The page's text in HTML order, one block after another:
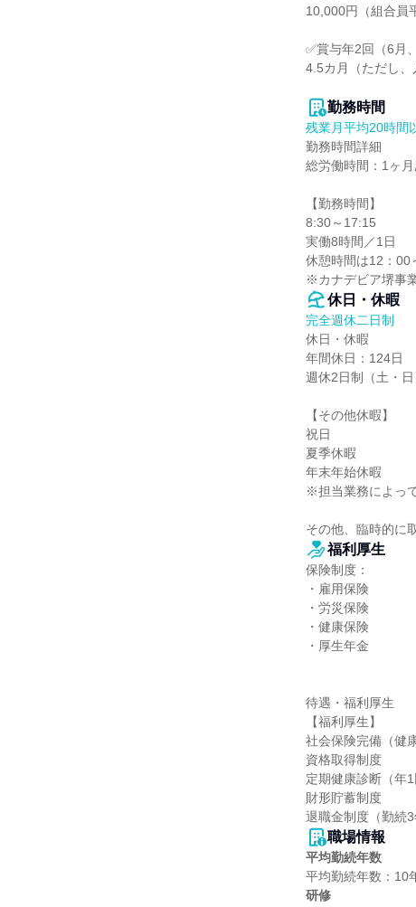
10,000円（組合員
✅賞与年2回（6月
4.5カ月（ただし、
勤務時間
残業月平均20時間
勤務時間詳細
総労働時間：1ヶ
【勤務時間】
8:30～17:15
実働8時間／1日
休憩時間は12：00
※カナデビア堺事
休日・休暇
完全週休二日制
休日・休暇
年間休日：124日
週休2日制（土・日
【その他休暇】
祝日
夏季休暇
年末年始休暇
※担当業務によっ
その他、臨時的に
福利厚生
保険制度：
・雇用保険
・労災保険
・健康保険
・厚生年金
待遇・福利厚生
【福利厚生】
社会保険完備（健
資格取得制度
定期健康診断（年1
財形貯蓄制度
退職金制度（勤続3
職場情報
平均勤続年数
研修